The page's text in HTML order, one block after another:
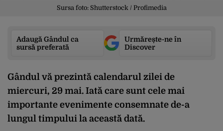
Sursa foto: Shutterstock / Profimedia
Adaugă Gândul ca
sursă preferată
Urmărește-ne în
Discover
Gândul vă prezintă calendarul zilei de
miercuri, 29 mai. Iată care sunt cele mai
importante evenimente consemnate de-a
lungul timpului la această dată.